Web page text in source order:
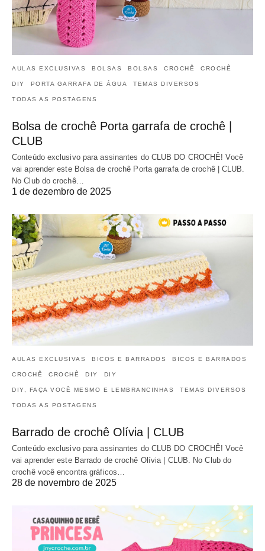
AULAS EXCLUSIVAS BOLSAS BOLSAS CROCHÊ CROCHÊ
DIY PORTA GARRAFA DE ÁGUA TEMAS DIVERSOS
TODAS AS POSTAGENS
Bolsa de crochê Porta garrafa de crochê |
CLUB
Conteúdo exclusivo para assinantes do CLUB DO CROCHÊ! Você
vai aprender este Bolsa de crochê Porta garrafa de crochê | CLUB.
No Club do crochê…
1 de dezembro de 2025
AULAS EXCLUSIVAS BICOS E BARRADOS BICOS E BARRADOS
CROCHÊ CROCHÊ DIY DIY
DIY, FAÇA VOCÊ MESMO E LEMBRANCINHAS TEMAS DIVERSOS
TODAS AS POSTAGENS
Barrado de crochê Olívia | CLUB
Conteúdo exclusivo para assinantes do CLUB DO CROCHÊ! Você
vai aprender este Barrado de crochê Olívia | CLUB. No Club do
crochê você encontra gráficos…
28 de novembro de 2025